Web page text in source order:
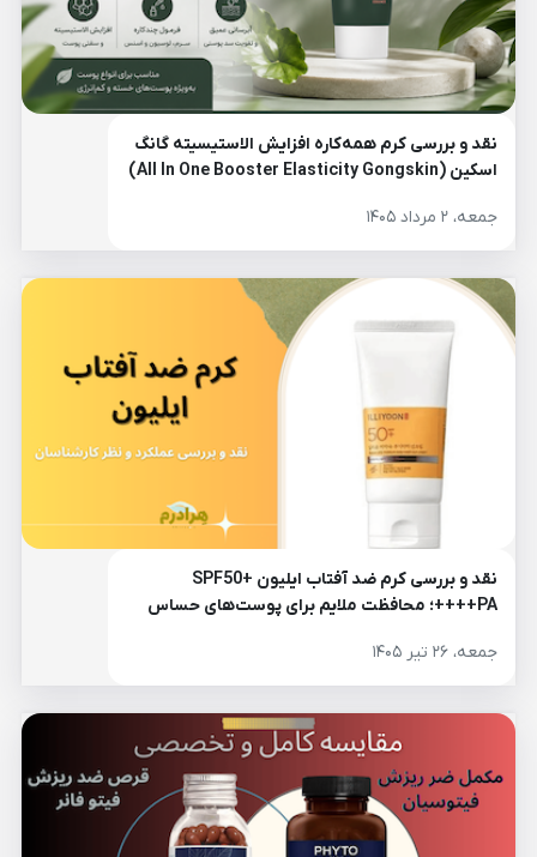
نقد و بررسی کرم همه‌کاره افزایش الاستیسیته گانگ
اسکین (All In One Booster Elasticity Gongskin)
جمعه، ۲ مرداد ۱۴۰۵
نقد و بررسی کرم ضد آفتاب ایلیون SPF50+
PA++++؛ محافظت ملایم برای پوست‌های حساس
جمعه، ۲۶ تیر ۱۴۰۵